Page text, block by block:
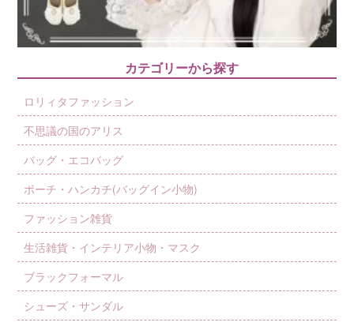
カテゴリーから探す
ロリィタファッション
不思議の国のアリス
バッグ・エコバッグ
ポーチ・ハンカチ(バッグイン小物)
ファッション雑貨
生活雑貨・インテリア小物・マスク
ブラックフォーマル
シューズ・サンダル